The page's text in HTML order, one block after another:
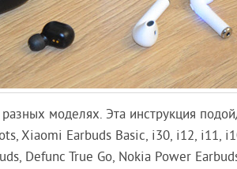
моделях. Эта инструкция
Xiaomi Earbuds Basic, i30, i12, i11,
Defunc True Go, Nokia Power